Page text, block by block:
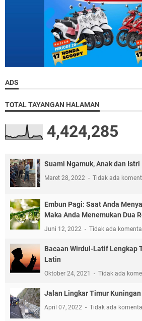
ADS
TOTAL TAYANGAN HALAMAN
4,424,285
Suami Ngamuk, Anak dan
Maret 28, 2022 Tidak ada
Embun Pagi: Saat Anda
Maka Anda Menemukan Dua
Juni 12, 2022 Tidak ada
Bacaan Wirdul-Latif Lengkap
Latin
Oktober 24, 2021 Tidak ada
Jalan Lingkar Timur
April 07, 2022 Tidak ada